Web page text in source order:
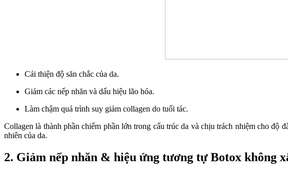
Cải thiện độ săn chắc của da.
Giảm các nếp nhăn và dấu hiệu lão hóa.
Làm chậm quá trình suy giảm collagen do tuổi tác.
Collagen là thành phần chiếm phần lớn trong cấu trúc da và chịu trách nhiệm cho
nhiên của da.
2. Giảm nếp nhăn & hiệu ứng tương tự Botox không